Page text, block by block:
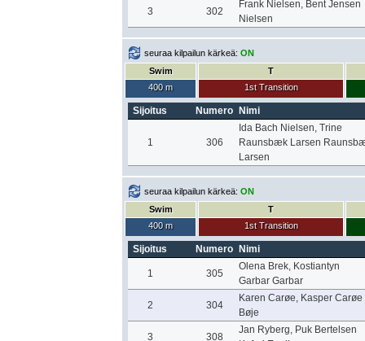
3 302
Frank Nielsen, Bent Jensen
Nielsen
seuraa kilpailun kärkeä: ON
Swim
400 m
T
1st Transition
Sijoitus Numero Nimi
1 306
Ida Bach Nielsen, Trine
Raunsbæk Larsen
Larsen
seuraa kilpailun kärkeä: ON
Swim
400 m
T
1st Transition
Sijoitus Numero Nimi
1 305
Olena Brek, Kostiantyn
Garbar Garbar
2 304
Karen Carøe, Kasper Carøe
Bøje
3 308
Jan Ryberg, Puk Bertelsen